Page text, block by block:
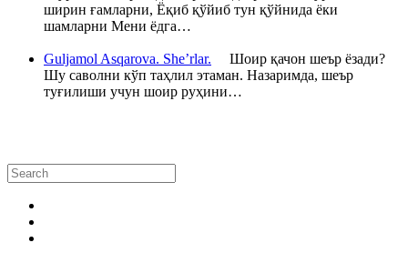
ширин ғамларни, Ёқиб қўйиб тун қўйнида ёки
шамларни Мени ёдга…
Guljamol Asqarova. She’rlar. Шоир қачон шеър ёзади?
Шу саволни кўп таҳлил этаман. Назаримда, шеър
туғилиши учун шоир руҳини…